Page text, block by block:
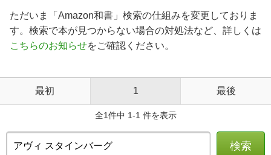
ただいま「Amazon和書」検索の仕組みを変更しておりま
す。検索で本が見つからない場合の対処法など、詳しくは
こちらのお知らせをご確認ください。
最初 1 最後
全1件中 1-1 件を表示
検索